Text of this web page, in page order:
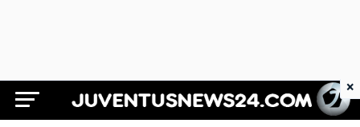
Juventus News 24
×